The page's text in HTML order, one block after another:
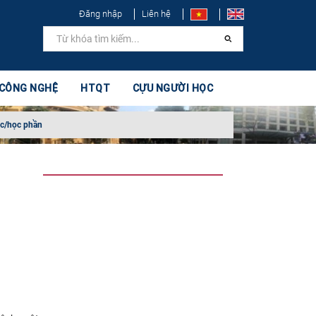
Đăng nhập Liên hệ
NGHỆ HTQT CỰU NGƯỜI HỌC
học phần